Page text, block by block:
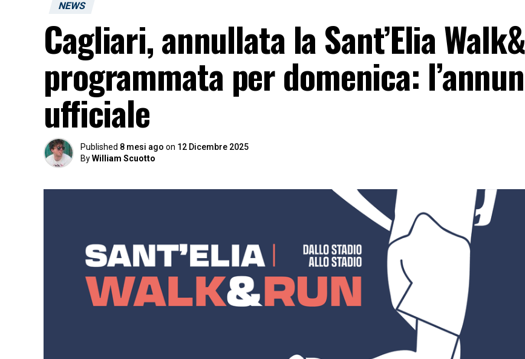
NEWS
Cagliari, annullata la Sant’Elia
programmata per domenica:
ufficiale
Published 8 mesi ago on 12 Dicembre 2025
ByWilliam Scuotto